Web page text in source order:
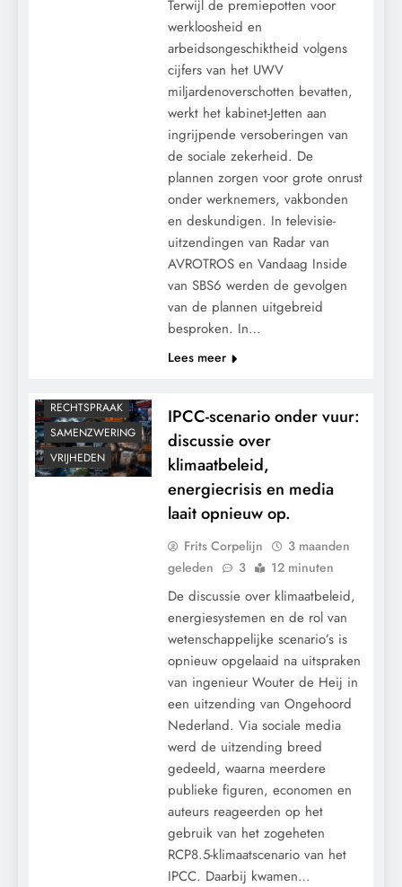
Terwijl de premiepotten voor
werkloosheid en
arbeidsongeschiktheid volgens
cijfers van het UWV
miljardenoverschotten bevatten,
werkt het kabinet-Jetten aan
ingrijpende versoberingen van
de sociale zekerheid. De
plannen zorgen voor grote onrust
onder werknemers, vakbonden
en deskundigen. In televisie-
uitzendingen van Radar van
AVROTROS en Vandaag Inside
van SBS6 werden de gevolgen
van de plannen uitgebreid
besproken. In…
Lees meer
RECHTSPRAAK
SAMENZWERING
VRIJHEDEN
IPCC-scenario onder vuur:
discussie over
klimaatbeleid,
energiecrisis en media
laait opnieuw op.
Frits Corpelijn
3 maanden
geleden
3 12 minuten
De discussie over klimaatbeleid,
energiesystemen en de rol van
wetenschappelijke scenario’s is
opnieuw opgelaaid na uitspraken
van ingenieur Wouter de Heij in
een uitzending van Ongehoord
Nederland. Via sociale media
werd de uitzending breed
gedeeld, waarna meerdere
publieke figuren, economen en
auteurs reageerden op het
gebruik van het zogeheten
RCP8.5-klimaatscenario van het
IPCC. Daarbij kwamen…